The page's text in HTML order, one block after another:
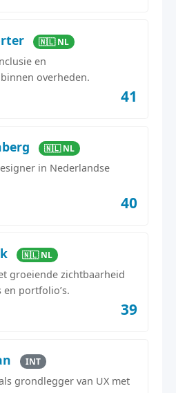
🇳🇱 NL
en
overheden.
41
🇳🇱 NL
in Nederlandse
40
🇳🇱 NL
groeiende zichtbaarheid
portfolio’s.
39
INT
grondlegger van UX met